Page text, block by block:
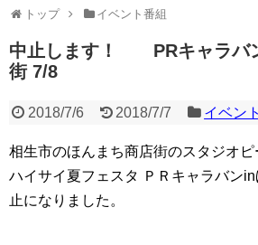
トップ イベント番組
中止します！ PRキャラバ
街 7/8
2018/7/6 2018/7/7 イベン
相生市のほんまち商店街のスタジオピ
ハイサイ夏フェスタ ＰＲキャラバン
止になりました。